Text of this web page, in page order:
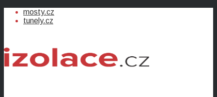
mosty.cz
tunely.cz